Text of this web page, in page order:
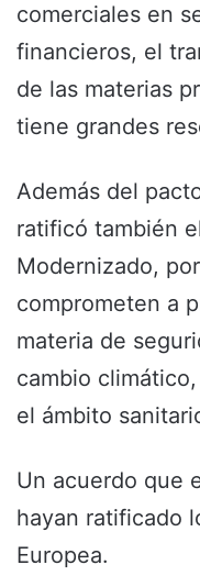
comerciales en
financieros, el
de las materias
tiene grandes
Además del
ratificó también
Modernizado,
comprometen a
materia de
cambio
el ámbito
Un acuerdo que
hayan ratificado
Europea.